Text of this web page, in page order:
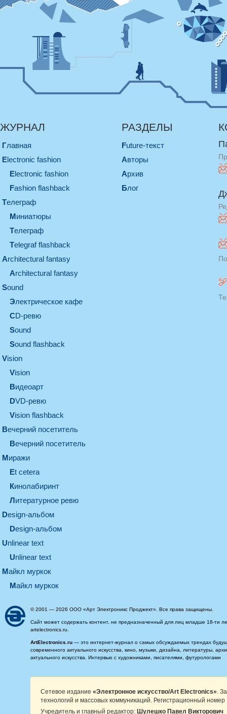
ЖУРНАЛ
Главная
electronic fashion
electronic fashion
Fashion flashback
телеграф
миниатюры
телеграф
Telegraf flashback
architectural fantasy
architectural fantasy
sound
электрическое кафе
CD-ревю
sound
Sound flashback
vision
vision
видеоарт
DVD-ревю
Vision flashback
вечерний посетитель
вечерний посетитель
миражи
et cetera
кинолабиринт
литературное ревю
design-альбом
design-альбом
unlinear text
Unlinear text
майкл муркок
майкл муркок
РАЗДЕЛЫ
Future-текст
Авторы
Архив
Блог
© 2001 — 2026 ООО «Арт Электроникс Проджект». Все права защищены.
Сайт может содержать контент, не предназначенный для лиц младше 18-ти
artelectronics.ru.
ArtElectronics.ru — это интернет-журнал о самых обсуждаемых трендах
современного актуального искусства, кино, музыки, дизайна, литературы,
актуального искусства. Интервью с художниками, писателями, футурологами
Сетевое издание «Электронное искусство/Art Electronics» .
технологий и массовых коммуникаций. Регистрационный
Учредитель и главный редактор: Шулешко Павел Викторович